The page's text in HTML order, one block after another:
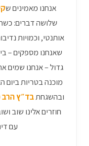
אנחנו מאמינים ש
שלושה דברים:
אותנטי, וכמויות
שאנחנו מספקים –
גדול – אנחנו שמים
מוכנה בטריות ביום
ובהשגחתבד״ץ
חוזרים אלינו שוב
עם דירוג 4.9